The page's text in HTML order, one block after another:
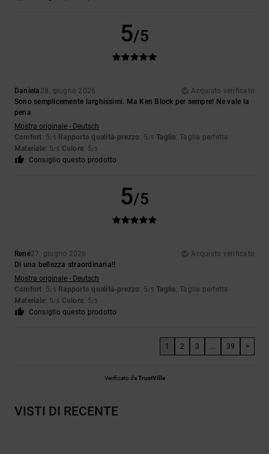
5/5
Daniela 28. giugno 2026
Acquisto verificato
Sono semplicemente larghissimi. Ma Ken Block per sempre! Ne vale la
pena
Mostra originale - Deutsch
Comfort: 5/5 Rapporto qualità-prezzo : 5/5 Taglia: Taglia perfetta
Materiale: 5/5 Colore: 5/5
Consiglio questo prodotto
5/5
René27. giugno 2026
Acquisto verificato
Di una bellezza straordinaria!!
Mostra originale - Deutsch
Comfort: 5/5 Rapporto qualità-prezzo : 5/5 Taglia: Taglia perfetta
Materiale: 5/5 Colore: 5/5
Consiglio questo prodotto
1 2 3 ... 39 >
Verificato daTrustVille
VISTI DI RECENTE